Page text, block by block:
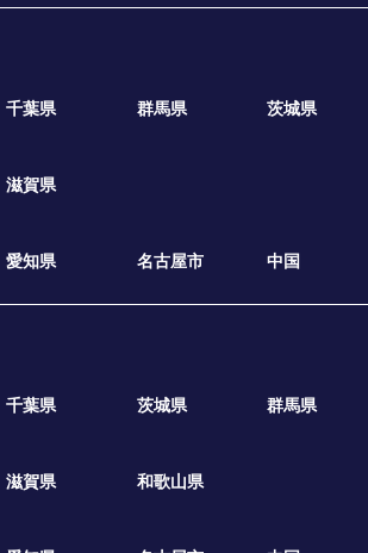
千葉県 群馬県 茨城県
滋賀県
愛知県 名古屋市 中国
千葉県 茨城県 群馬県
滋賀県 和歌山県